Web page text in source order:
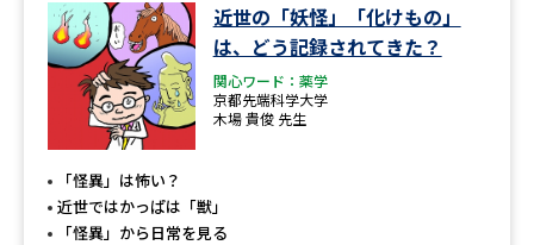
学問のミニ講義「夢ナビ講義」 学問分野解説
学問の教科書 夢ナビライブ
ユーザーサポート
Ｑ＆Ａ よくあるご質問
近世の「妖怪」「化けもの」
は、どう記録されてきた？
関心ワード：薬学
京都先端科学大学
木場 貴俊 先生
「怪異」は怖い？
近世ではかっぱは「獣」
「怪異」から日常を見る